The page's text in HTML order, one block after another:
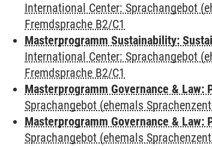
International Center: Sprachangebot
Fremdsprache B2/C1
Masterprogramm Sustainability:
International Center: Sprachangebot
Fremdsprache B2/C1
Masterprogramm Governance & Law:
Sprachangebot (ehemals
Masterprogramm Governance & Law:
Sprachangebot (ehemals